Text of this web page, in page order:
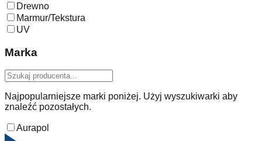
Drewno
Marmur/Tekstura
UV
Marka
Najpopularniejsze marki poniżej. Użyj wyszukiwarki aby
znaleźć pozostałych.
Aurapol